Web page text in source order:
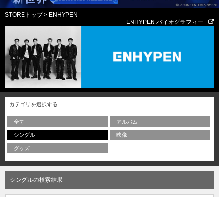
STOREトップ> ENHYPEN
ENHYPEN バイオグラフィー
カテゴリを選択する
全て アルバム
シングル 映像
グッズ
シングルの検索結果